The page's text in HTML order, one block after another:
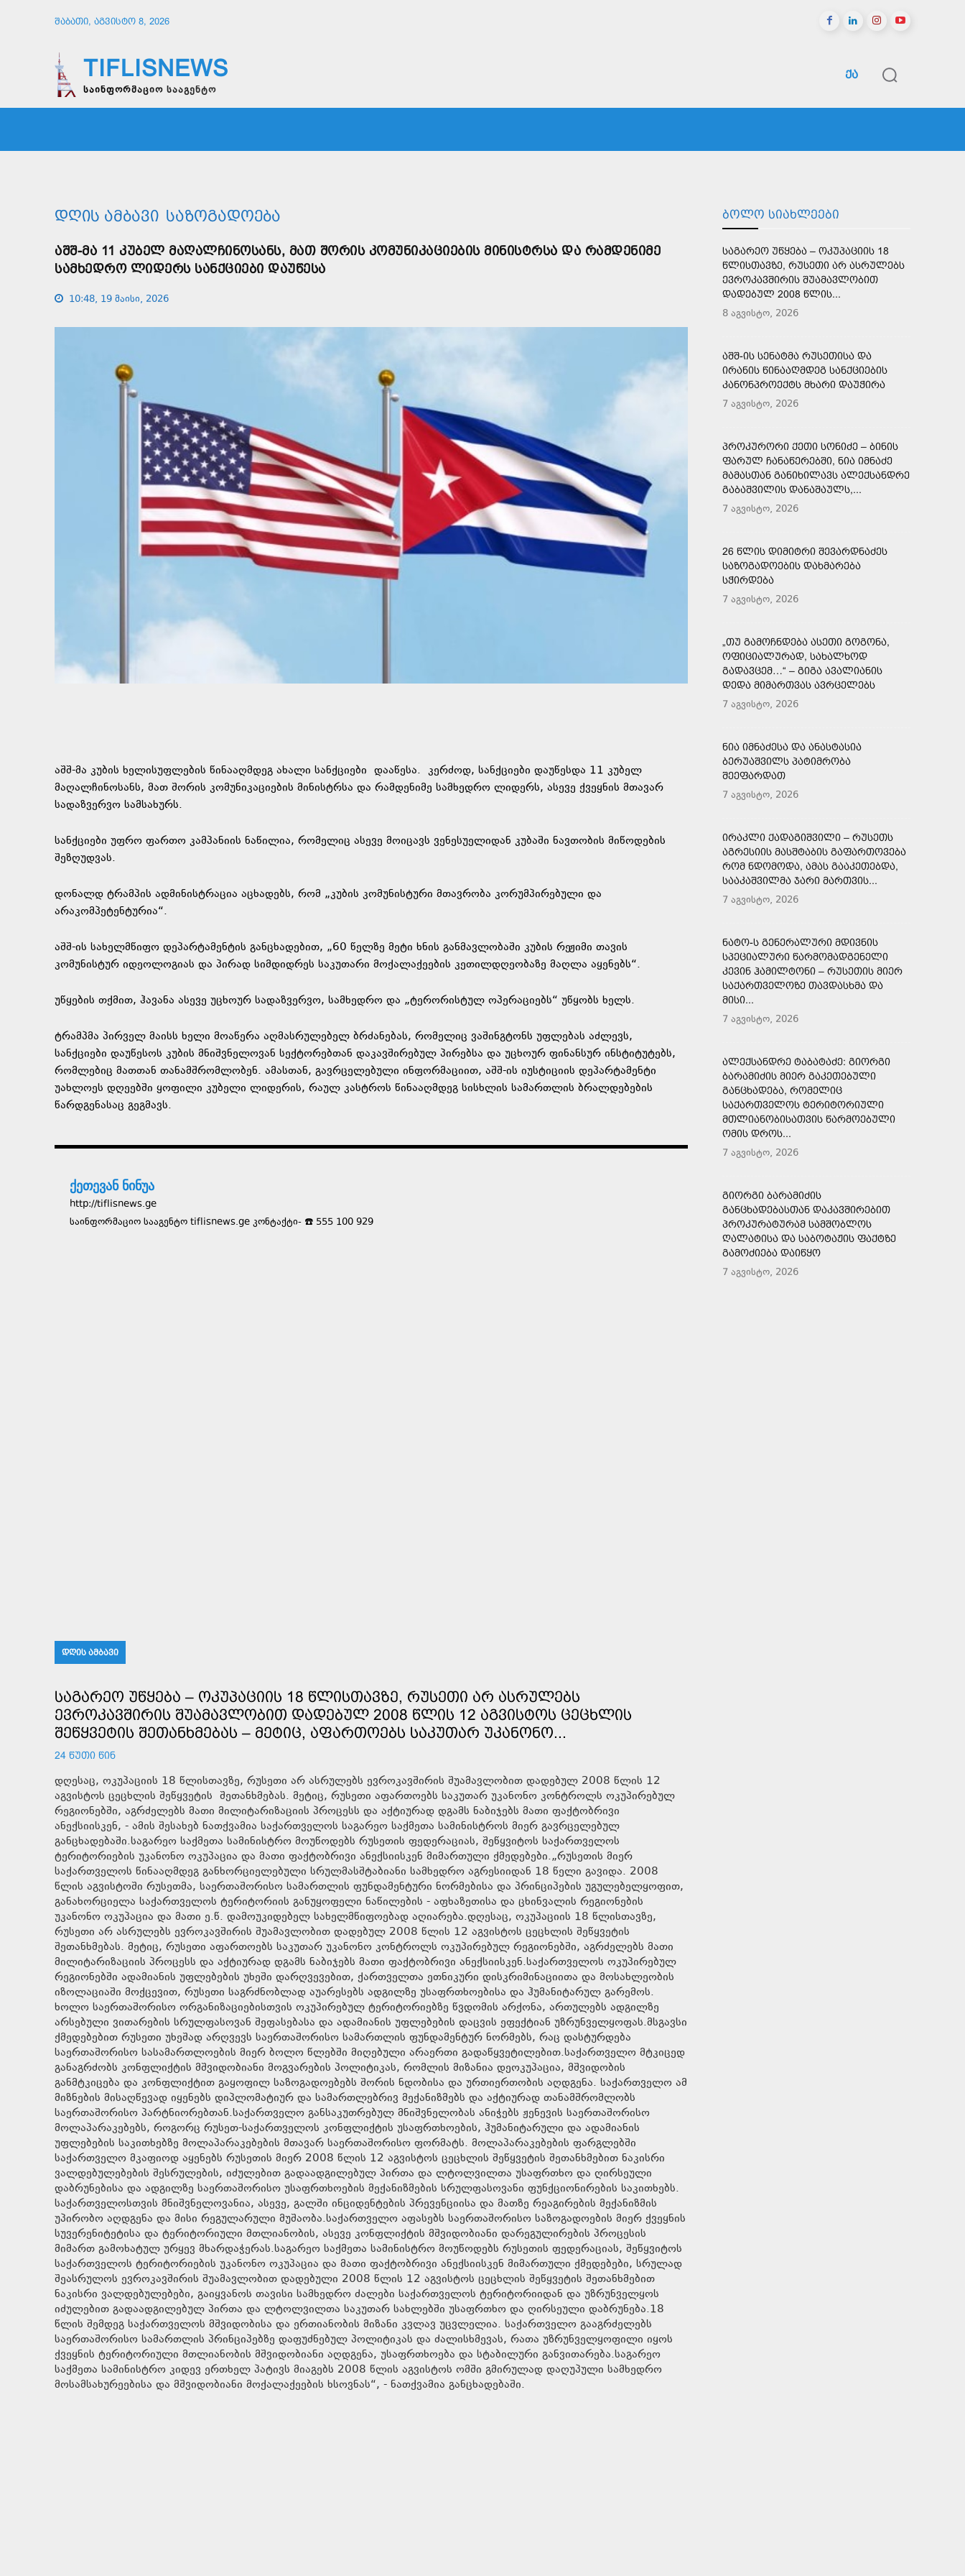
ᲨᲐᲑᲐᲗᲘ, ᲐᲒᲕᲘᲡᲢᲝ 8, 2026
TIFLISNEWS
საინფორმაციო სააგენტო
ᲥᲐ
ᲓᲦᲘᲡ ᲐᲛᲑᲐᲕᲘ ᲡᲐᲖᲝᲒᲐᲓᲝᲔᲑᲐ
ᲐᲨᲨ-ᲛᲐ 11 ᲙᲣᲑᲔᲚ ᲛᲐᲦᲐᲚᲩᲘᲜᲝᲡᲐᲜᲡ, ᲛᲐᲗ ᲨᲝᲠᲘᲡ ᲙᲝᲛᲣᲜᲘᲙᲐᲪᲘᲔᲑᲘᲡ ᲛᲘᲜᲘᲡᲢᲠᲡᲐ ᲓᲐ ᲠᲐᲛᲓᲔᲜᲘᲛᲔ
ᲡᲐᲛᲮᲔᲓᲠᲝ ᲚᲘᲓᲔᲠᲡ ᲡᲐᲜᲥᲪᲘᲔᲑᲘ ᲓᲐᲣᲬᲔᲡᲐ
10:48, 19 მაისი, 2026
აშშ-მა კუბის ხელისუფლების წინააღმდეგ ახალი სანქციები დააწესა. კერძოდ, სანქციები დაუწესდა 11 კუბელ
მაღალჩინოსანს, მათ შორის კომუნიკაციების მინისტრსა და რამდენიმე სამხედრო ლიდერს, ასევე ქვეყნის მთავარ
სადაზვერვო სამსახურს.
სანქციები უფრო ფართო კამპანიის ნაწილია, რომელიც ასევე მოიცავს ვენესუელიდან კუბაში ნავთობის მიწოდების
შეზღუდვას.
დონალდ ტრამპის ადმინისტრაცია აცხადებს, რომ „კუბის კომუნისტური მთავრობა კორუმპირებული და
არაკომპეტენტურია“.
აშშ-ის სახელმწიფო დეპარტამენტის განცხადებით, „60 წელზე მეტი ხნის განმავლობაში კუბის რეჟიმი თავის
კომუნისტურ იდეოლოგიას და პირად სიმდიდრეს საკუთარი მოქალაქეების კეთილდღეობაზე მაღლა აყენებს“.
უწყების თქმით, ჰავანა ასევე უცხოურ სადაზვერვო, სამხედრო და „ტერორისტულ ოპერაციებს“ უწყობს ხელს.
ტრამპმა პირველ მაისს ხელი მოაწერა აღმასრულებელ ბრძანებას, რომელიც ვაშინგტონს უფლებას აძლევს,
სანქციები დაუწესოს კუბის მნიშვნელოვან სექტორებთან დაკავშირებულ პირებსა და უცხოურ ფინანსურ ინსტიტუტებს,
რომლებიც მათთან თანამშრომლობენ. ამასთან, გავრცელებული ინფორმაციით, აშშ-ის იუსტიციის დეპარტამენტი
უახლოეს დღეებში ყოფილი კუბელი ლიდერის, რაულ კასტროს წინააღმდეგ სისხლის სამართლის ბრალდებების
წარდგენასაც გეგმავს.
ქეთევან ნინუა
http://tiflisnews.ge
საინფორმაციო სააგენტო tiflisnews.ge კონტაქტი- ☎️ 555 100 929
ᲓᲦᲘᲡ ᲐᲛᲑᲐᲕᲘ
ᲡᲐᲒᲐᲠᲔᲝ ᲣᲬᲧᲔᲑᲐ – ᲝᲙᲣᲞᲐᲪᲘᲘᲡ 18 ᲬᲚᲘᲡᲗᲐᲕᲖᲔ, ᲠᲣᲡᲔᲗᲘ ᲐᲠ ᲐᲡᲠᲣᲚᲔᲑᲡ
ᲔᲕᲠᲝᲙᲐᲕᲨᲘᲠᲘᲡ ᲨᲣᲐᲛᲐᲕᲚᲝᲑᲘᲗ ᲓᲐᲓᲔᲑᲣᲚ 2008 ᲬᲚᲘᲡ 12 ᲐᲒᲕᲘᲡᲢᲝᲡ ᲪᲔᲪᲮᲚᲘᲡ
ᲨᲔᲬᲧᲕᲔᲢᲘᲡ ᲨᲔᲗᲐᲜᲮᲛᲔᲑᲐᲡ – ᲛᲔᲢᲘᲪ, ᲐᲤᲐᲠᲗᲝᲔᲑᲡ ᲡᲐᲙᲣᲗᲐᲠ ᲣᲙᲐᲜᲝᲜᲝ...
24 ᲬᲣᲗᲘ ᲬᲘᲜ
დღესაც, ოკუპაციის 18 წლისთავზე, რუსეთი არ ასრულებს ევროკავშირის შუამავლობით დადებულ 2008 წლის 12
აგვისტოს ცეცხლის შეწყვეტის შეთანხმებას. მეტიც, რუსეთი აფართოებს საკუთარ უკანონო კონტროლს ოკუპირებულ
რეგიონებში, აგრძელებს მათი მილიტარიზაციის პროცესს და აქტიურად დგამს ნაბიჯებს მათი ფაქტობრივი
ანექსიისკენ, - ამის შესახებ ნათქვამია საქართველოს საგარეო საქმეთა სამინისტროს მიერ გავრცელებულ
განცხადებაში.საგარეო საქმეთა სამინისტრო მოუწოდებს რუსეთის ფედერაციას, შეწყვიტოს საქართველოს
ტერიტორიების უკანონო ოკუპაცია და მათი ფაქტობრივი ანექსიისკენ მიმართული ქმედებები.„რუსეთის მიერ
საქართველოს წინააღმდეგ განხორციელებული სრულმასშტაბიანი სამხედრო აგრესიიდან 18 წელი გავიდა. 2008
წლის აგვისტოში რუსეთმა, საერთაშორისო სამართლის ფუნდამენტური ნორმებისა და პრინციპების უგულებელყოფით,
განახორციელა საქართველოს ტერიტორიის განუყოფელი ნაწილების - აფხაზეთისა და ცხინვალის რეგიონების
უკანონო ოკუპაცია და მათი ე.წ. დამოუკიდებელ სახელმწიფოებად აღიარება.დღესაც, ოკუპაციის 18 წლისთავზე,
რუსეთი არ ასრულებს ევროკავშირის შუამავლობით დადებულ 2008 წლის 12 აგვისტოს ცეცხლის შეწყვეტის
შეთანხმებას. მეტიც, რუსეთი აფართოებს საკუთარ უკანონო კონტროლს ოკუპირებულ რეგიონებში, აგრძელებს მათი
მილიტარიზაციის პროცესს და აქტიურად დგამს ნაბიჯებს მათი ფაქტობრივი ანექსიისკენ.საქართველოს ოკუპირებულ
რეგიონებში ადამიანის უფლებების უხეში დარღვევებით, ქართველთა ეთნიკური დისკრიმინაციითა და მოსახლეობის
იზოლაციაში მოქცევით, რუსეთი საგრძნობლად აუარესებს ადგილზე უსაფრთხოებისა და ჰუმანიტარულ გარემოს.
ხოლო საერთაშორისო ორგანიზაციებისთვის ოკუპირებულ ტერიტორიებზე წვდომის არქონა, ართულებს ადგილზე
არსებული ვითარების სრულფასოვან შეფასებასა და ადამიანის უფლებების დაცვის ეფექტიან უზრუნველყოფას.მსგავსი
ქმედებებით რუსეთი უხეშად არღვევს საერთაშორისო სამართლის ფუნდამენტურ ნორმებს, რაც დასტურდება
საერთაშორისო სასამართლოების მიერ ბოლო წლებში მიღებული არაერთი გადაწყვეტილებით.საქართველო მტკიცედ
განაგრძობს კონფლიქტის მშვიდობიანი მოგვარების პოლიტიკას, რომლის მიზანია დეოკუპაცია, მშვიდობის
განმტკიცება და კონფლიქტით გაყოფილ საზოგადოებებს შორის ნდობისა და ურთიერთობის აღდგენა. საქართველო ამ
მიზნების მისაღწევად იყენებს დიპლომატიურ და სამართლებრივ მექანიზმებს და აქტიურად თანამშრომლობს
საერთაშორისო პარტნიორებთან.საქართველო განსაკუთრებულ მნიშვნელობას ანიჭებს ჟენევის საერთაშორისო
მოლაპარაკებებს, როგორც რუსეთ-საქართველოს კონფლიქტის უსაფრთხოების, ჰუმანიტარული და ადამიანის
უფლებების საკითხებზე მოლაპარაკებების მთავარ საერთაშორისო ფორმატს. მოლაპარაკებების ფარგლებში
საქართველო მკაფიოდ აყენებს რუსეთის მიერ 2008 წლის 12 აგვისტოს ცეცხლის შეწყვეტის შეთანხმებით ნაკისრი
ვალდებულებების შესრულების, იძულებით გადაადგილებულ პირთა და ლტოლვილთა უსაფრთხო და ღირსეული
დაბრუნებისა და ადგილზე საერთაშორისო უსაფრთხოების მექანიზმების სრულფასოვანი ფუნქციონირების საკითხებს.
საქართველოსთვის მნიშვნელოვანია, ასევე, გალში ინციდენტების პრევენციისა და მათზე რეაგირების მექანიზმის
უპირობო აღდგენა და მისი რეგულარული მუშაობა.საქართველო აფასებს საერთაშორისო საზოგადოების მიერ ქვეყნის
სუვერენიტეტისა და ტერიტორიული მთლიანობის, ასევე კონფლიქტის მშვიდობიანი დარეგულირების პროცესის
მიმართ გამოხატულ ურყევ მხარდაჭერას.საგარეო საქმეთა სამინისტრო მოუწოდებს რუსეთის ფედერაციას, შეწყვიტოს
საქართველოს ტერიტორიების უკანონო ოკუპაცია და მათი ფაქტობრივი ანექსიისკენ მიმართული ქმედებები, სრულად
შეასრულოს ევროკავშირის შუამავლობით დადებული 2008 წლის 12 აგვისტოს ცეცხლის შეწყვეტის შეთანხმებით
ნაკისრი ვალდებულებები, გაიყვანოს თავისი სამხედრო ძალები საქართველოს ტერიტორიიდან და უზრუნველყოს
იძულებით გადაადგილებულ პირთა და ლტოლვილთა საკუთარ სახლებში უსაფრთხო და ღირსეული დაბრუნება.18
წლის შემდეგ საქართველოს მშვიდობისა და ერთიანობის მიზანი კვლავ უცვლელია. საქართველო გააგრძელებს
საერთაშორისო სამართლის პრინციპებზე დაფუძნებულ პოლიტიკას და ძალისხმევას, რათა უზრუნველყოფილი იყოს
ქვეყნის ტერიტორიული მთლიანობის მშვიდობიანი აღდგენა, უსაფრთხოება და სტაბილური განვითარება.საგარეო
საქმეთა სამინისტრო კიდევ ერთხელ პატივს მიაგებს 2008 წლის აგვისტოს ომში გმირულად დაღუპული სამხედრო
მოსამსახურეებისა და მშვიდობიანი მოქალაქეების ხსოვნას“, - ნათქვამია განცხადებაში.
ᲑᲝᲚᲝ ᲡᲘᲐᲮᲚᲔᲔᲑᲘ
ᲡᲐᲒᲐᲠᲔᲝ ᲣᲬᲧᲔᲑᲐ – ᲝᲙᲣᲞᲐᲪᲘᲘᲡ 18
ᲬᲚᲘᲡᲗᲐᲕᲖᲔ, ᲠᲣᲡᲔᲗᲘ ᲐᲠ ᲐᲡᲠᲣᲚᲔᲑᲡ
ᲔᲕᲠᲝᲙᲐᲕᲨᲘᲠᲘᲡ ᲨᲣᲐᲛᲐᲕᲚᲝᲑᲘᲗ
ᲓᲐᲓᲔᲑᲣᲚ 2008 ᲬᲚᲘᲡ...
8 აგვისტო, 2026
ᲐᲨᲨ-ᲘᲡ ᲡᲔᲜᲐᲢᲛᲐ ᲠᲣᲡᲔᲗᲘᲡᲐ ᲓᲐ
ᲘᲠᲐᲜᲘᲡ ᲬᲘᲜᲐᲐᲦᲛᲓᲔᲒ ᲡᲐᲜᲥᲪᲘᲔᲑᲘᲡ
ᲙᲐᲜᲝᲜᲞᲠᲝᲔᲥᲢᲡ ᲛᲮᲐᲠᲘ ᲓᲐᲣᲭᲘᲠᲐ
7 აგვისტო, 2026
ᲞᲠᲝᲙᲣᲠᲝᲠᲘ ᲥᲔᲗᲘ ᲡᲝᲜᲘᲫᲔ – ᲑᲘᲜᲘᲡ
ᲤᲐᲠᲣᲚ ᲩᲐᲜᲐᲬᲔᲠᲔᲑᲨᲘ, ᲜᲘᲐ ᲘᲛᲜᲐᲫᲔ
ᲛᲐᲛᲐᲡᲗᲐᲜ ᲒᲐᲜᲘᲮᲘᲚᲐᲕᲡ ᲐᲚᲔᲥᲡᲐᲜᲓᲠᲔ
ᲒᲐᲑᲐᲨᲕᲘᲚᲘᲡ ᲓᲐᲜᲐᲨᲐᲣᲚᲡ,...
7 აგვისტო, 2026
26 ᲬᲚᲘᲡ ᲓᲘᲛᲘᲢᲠᲘ ᲨᲔᲕᲐᲠᲓᲜᲐᲫᲔᲡ
ᲡᲐᲖᲝᲒᲐᲓᲝᲔᲑᲘᲡ ᲓᲐᲮᲛᲐᲠᲔᲑᲐ
ᲡᲭᲘᲠᲓᲔᲑᲐ
7 აგვისტო, 2026
„ᲗᲣ ᲒᲐᲛᲝᲩᲜᲓᲔᲑᲐ ᲐᲡᲔᲗᲘ ᲒᲝᲒᲝᲜᲐ,
ᲝᲤᲘᲪᲘᲐᲚᲣᲠᲐᲓ, ᲡᲐᲮᲐᲚᲮᲝᲓ
ᲒᲐᲓᲐᲕᲪᲔᲛ…“ – ᲒᲘᲒᲐ ᲐᲕᲐᲚᲘᲐᲜᲘᲡ
ᲓᲔᲓᲐ ᲛᲘᲛᲐᲠᲗᲕᲐᲡ ᲐᲕᲠᲪᲔᲚᲔᲑᲡ
7 აგვისტო, 2026
ᲜᲘᲐ ᲘᲛᲜᲐᲫᲔᲡᲐ ᲓᲐ ᲐᲜᲐᲡᲢᲐᲡᲘᲐ
ᲑᲔᲠᲣᲐᲨᲕᲘᲚᲡ ᲞᲐᲢᲘᲛᲠᲝᲑᲐ
ᲨᲔᲔᲤᲐᲠᲓᲐᲗ
7 აგვისტო, 2026
ᲘᲠᲐᲙᲚᲘ ᲥᲐᲓᲐᲒᲘᲨᲕᲘᲚᲘ – ᲠᲣᲡᲔᲗᲡ
ᲐᲒᲠᲔᲡᲘᲘᲡ ᲛᲐᲡᲨᲢᲐᲑᲘᲡ ᲒᲐᲤᲐᲠᲗᲝᲕᲔᲑᲐ
ᲠᲝᲛ ᲜᲓᲝᲛᲝᲓᲐ, ᲐᲛᲐᲡ ᲒᲐᲐᲙᲔᲗᲔᲑᲓᲐ,
ᲡᲐᲐᲙᲐᲨᲕᲘᲚᲛᲐ ᲯᲐᲠᲘ ᲛᲐᲠᲗᲕᲘᲡ...
7 აგვისტო, 2026
ᲜᲐᲢᲝ-Ს ᲒᲔᲜᲔᲠᲐᲚᲣᲠᲘ ᲛᲓᲘᲕᲜᲘᲡ
ᲡᲞᲔᲪᲘᲐᲚᲣᲠᲘ ᲬᲐᲠᲛᲝᲛᲐᲓᲒᲔᲜᲔᲚᲘ
ᲙᲔᲕᲘᲜ ᲰᲐᲛᲘᲚᲢᲝᲜᲘ – ᲠᲣᲡᲔᲗᲘᲡ ᲛᲘᲔᲠ
ᲡᲐᲥᲐᲠᲗᲕᲔᲚᲝᲖᲔ ᲗᲐᲕᲓᲐᲡᲮᲛᲐ ᲓᲐ
ᲛᲘᲡᲘ...
7 აგვისტო, 2026
ᲐᲚᲔᲥᲡᲐᲜᲓᲠᲔ ᲢᲐᲑᲐᲢᲐᲫᲔ: ᲒᲘᲝᲠᲒᲘ
ᲑᲐᲠᲐᲛᲘᲫᲘᲡ ᲛᲘᲔᲠ ᲒᲐᲙᲔᲗᲔᲑᲣᲚᲘ
ᲒᲐᲜᲪᲮᲐᲓᲔᲑᲐ, ᲠᲝᲛᲔᲚᲘᲪ
ᲡᲐᲥᲐᲠᲗᲕᲔᲚᲝᲡ ᲢᲔᲠᲘᲢᲝᲠᲘᲣᲚᲘ
ᲛᲗᲚᲘᲐᲜᲝᲑᲘᲡᲐᲗᲕᲘᲡ ᲬᲐᲠᲛᲝᲔᲑᲣᲚᲘ
ᲝᲛᲘᲡ ᲓᲠᲝᲡ...
7 აგვისტო, 2026
ᲒᲘᲝᲠᲒᲘ ᲑᲐᲠᲐᲛᲘᲫᲘᲡ
ᲒᲐᲜᲪᲮᲐᲓᲔᲑᲐᲡᲗᲐᲜ ᲓᲐᲙᲐᲕᲨᲘᲠᲔᲑᲘᲗ
ᲞᲠᲝᲙᲣᲠᲐᲢᲣᲠᲐᲛ ᲡᲐᲛᲨᲝᲑᲚᲝᲡ
ᲦᲐᲚᲐᲢᲘᲡᲐ ᲓᲐ ᲡᲐᲑᲝᲢᲐᲟᲘᲡ ᲤᲐᲥᲢᲖᲔ
ᲒᲐᲛᲝᲫᲘᲔᲑᲐ ᲓᲐᲘᲬᲧᲝ
7 აგვისტო, 2026